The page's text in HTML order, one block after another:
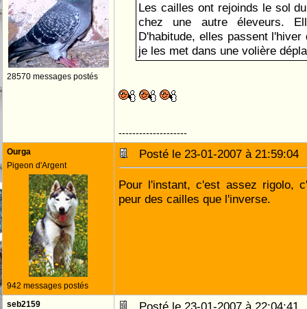
28570 messages postés
Les cailles ont rejoinds le sol
chez une autre éleveurs.
D'habitude, elles passent
je les met dans une volière
--------------------
Ourga
Pigeon d'Argent
942 messages postés
Posté le 23-01-2007 à
Pour l'instant, c'est assez rigolo,
peur des cailles que l'inverse.
seb2159
Posté le 23-01-2007 à